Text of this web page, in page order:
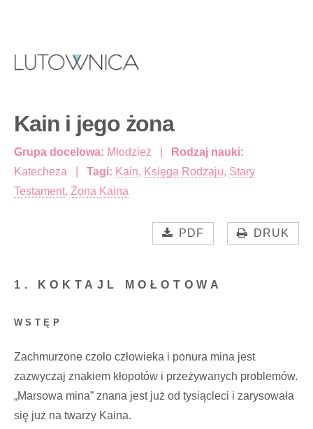
Kain i jego żona
Grupa docelowa: Młodzież
Rodzaj nauki:
Katecheza
Tagi: Kain, Księga Rodzaju, Stary
Testament, Żona Kaina
PDF DRUK
1. KOKTAJL MOŁOTOWA
WSTĘP
Zachmurzone czoło człowieka i ponura mina jest
zazwyczaj znakiem kłopotów i przeżywanych problemów.
„Marsowa mina” znana jest już od tysiącleci i zarysowała
się już na twarzy Kaina.